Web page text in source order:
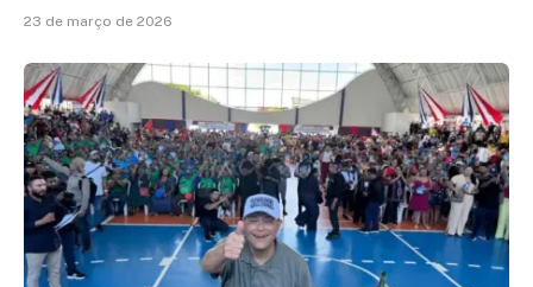
23 de março de 2026